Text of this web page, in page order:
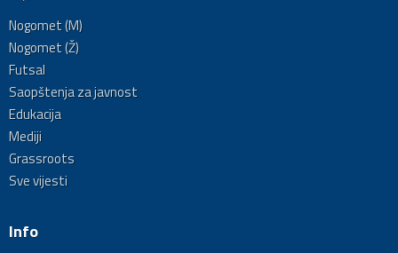
Nogomet (M)
Nogomet (Ž)
Futsal
Saopštenja za javnost
Edukacija
Mediji
Grassroots
Sve vijesti
Info